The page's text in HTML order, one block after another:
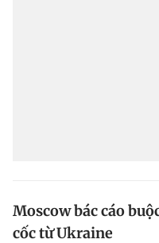
Moscow bác cáo
cốc từ Ukraine